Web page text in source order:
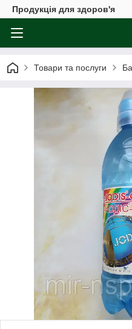
Продукція для здоров'я
Товари та послуги